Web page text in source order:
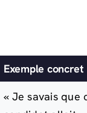
Exemple concret
« Je savais que